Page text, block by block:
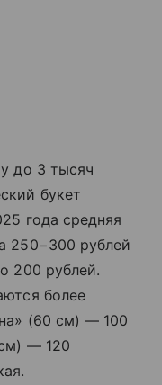
до 3 тысяч
букет
года средняя
250−300 рублей
200 рублей.
более
(60 см) — 100
— 120